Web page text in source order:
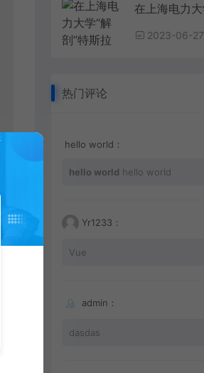
2023-06-27
热门评论
hello world：
hello world hello world
Yr1233：
Vue
admin：
dasdas